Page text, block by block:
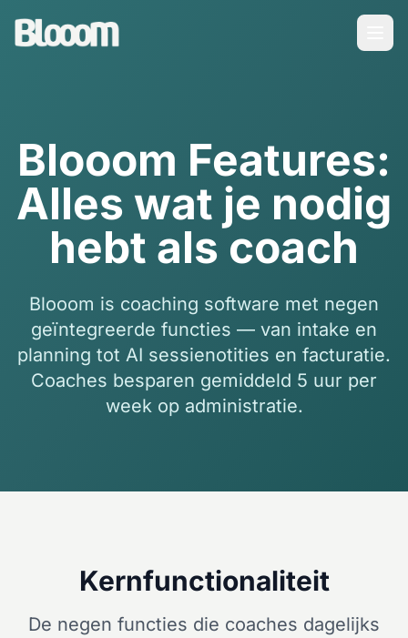
Blooom Features:
Alles wat je nodig
hebt als coach
Blooom is coaching software met negen
geïntegreerde functies — van intake en
planning tot AI sessienotities en facturatie.
Coaches besparen gemiddeld 5 uur per
week op administratie.
Kernfunctionaliteit
De negen functies die coaches dagelijks